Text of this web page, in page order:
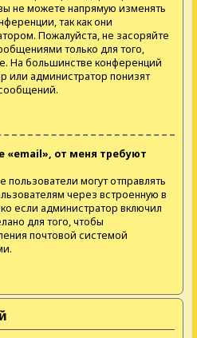
не можете напрямую изменять
так как они
Пожалуйста, не засоряйте
только для того,
На большинстве конференций
или администратор понизят
«email», от меня требуют
могут отправлять
через встроенную в
если администратор включил
для того, чтобы
почтовой системой